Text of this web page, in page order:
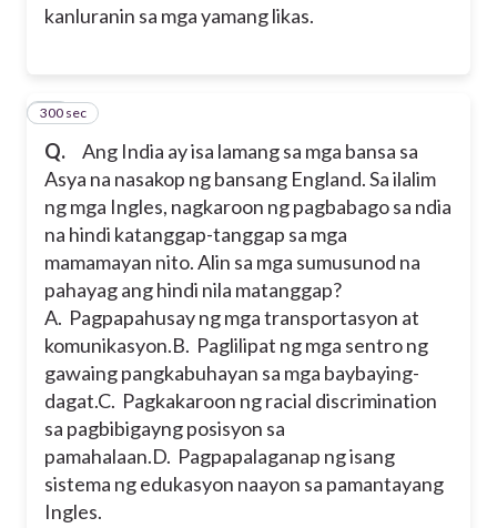
kanluranin sa mga yamang likas.
Q.
Ang India ay isa lamang sa mga bansa sa
Asya na nasakop ng bansang England. Sa ilalim
ng mga Ingles, nagkaroon ng pagbabago sa ndia
na hindi katanggap-tanggap sa mga
mamamayan nito. Alin sa mga sumusunod na
pahayag ang hindi nila matanggap?
A. Pagpapahusay ng mga transportasyon at
komunikasyon.B. Paglilipat ng mga sentro ng
gawaing pangkabuhayan sa mga baybaying-
dagat.C. Pagkakaroon ng racial discrimination
sa pagbibigayng posisyon sa
pamahalaan.D. Pagpapalaganap ng isang
sistema ng edukasyon naayon sa pamantayang
Ingles.
11
300 sec